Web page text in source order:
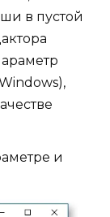
в пустой
и